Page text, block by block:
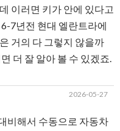
이러면 키가 안에 있다고
7년전 현대 엘란트라에
거의 다 그렇지 않을까
더 잘 알아 볼 수 있겠죠.
2026-05-27
비해서 수동으로 자동차